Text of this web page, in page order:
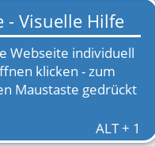
EINRICHTUNG MERKEN